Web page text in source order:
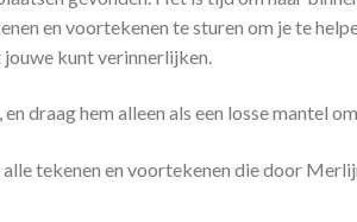
en voortekenen te sturen om je te
kunt verinnerlijken.
draag hem alleen als een losse mantel om
tekenen en voortekenen die door